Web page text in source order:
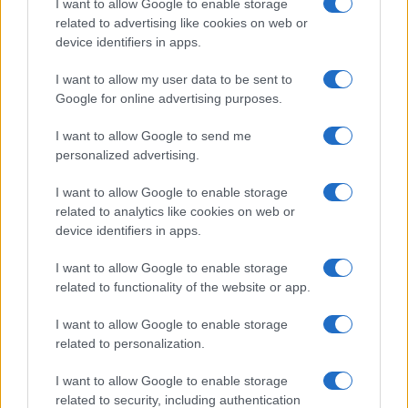
I want to allow Google to enable storage
related to advertising like cookies on web or
device identifiers in apps.
I want to allow my user data to be sent to
Google for online advertising purposes.
I want to allow Google to send me
personalized advertising.
I want to allow Google to enable storage
related to analytics like cookies on web or
device identifiers in apps.
I want to allow Google to enable storage
related to functionality of the website or app.
I want to allow Google to enable storage
related to personalization.
I want to allow Google to enable storage
related to security, including authentication
Iscriviti alla nostra
NEWSLETTER
e moduli scaricabili!
Acconsento altrattamento dei dati personali
ai sensi degli
articoli 13-14 del GDPR 2016/679.
Informazione Fiscale S.r.l. - P.I. / C.F.: 13886391005